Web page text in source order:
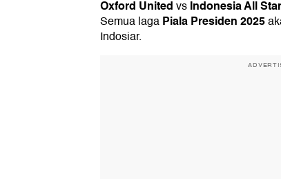
Oxford UnitedvsIndonesia All Star
Semua lagaPiala Presiden 2025
Indosiar.